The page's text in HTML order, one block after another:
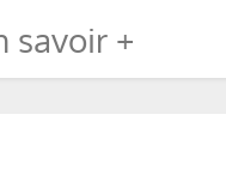
savoir +